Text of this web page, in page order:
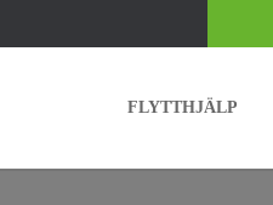
FLYTTHJÄLP